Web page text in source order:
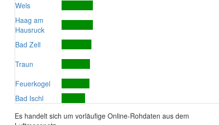
Wels
Haag am
Hausruck
Bad Zell
Traun
Feuerkogel
Bad Ischl
Es handelt sich um vorläufige Online-Rohdaten aus dem